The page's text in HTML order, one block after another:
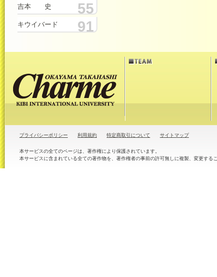
吉本 史 55
キウイバード 91
プライバシーポリシー 利用規約 特定商取引について サイトマップ
本サービスの全てのページは、著作権により保護されています。
本サービスに含まれている全ての著作物を、著作権者の事前の許可無しに複製、変更する